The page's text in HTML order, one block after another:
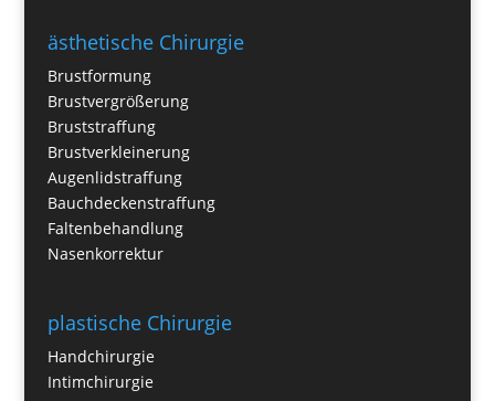
ästhetische Chirurgie
Brustformung
Brustvergrößerung
Bruststraffung
Brustverkleinerung
Augenlidstraffung
Bauchdeckenstraffung
Faltenbehandlung
Nasenkorrektur
plastische Chirurgie
Handchirurgie
Intimchirurgie